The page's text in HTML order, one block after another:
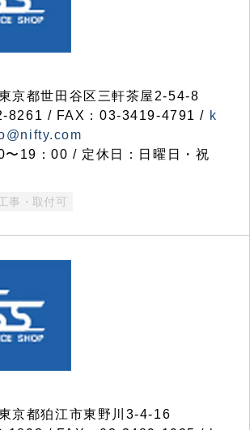
都世田谷区三軒茶屋2-54-8
8261 / FAX：03-3419-4791 / k
〜19：00 / 定休日：日曜日・祝
事・取付可
都狛江市東野川3-4-16